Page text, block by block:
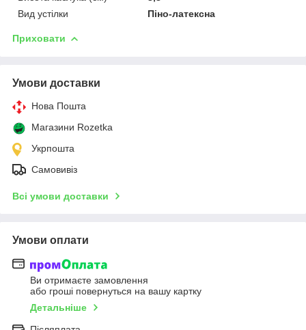
Вид устілки
Піно-латексна
Приховати
Умови доставки
Нова Пошта
Магазини Rozetka
Укрпошта
Самовивіз
Всі умови доставки
Умови оплати
Ви отримаєте замовлення
або гроші повернуться на вашу картку
Детальніше